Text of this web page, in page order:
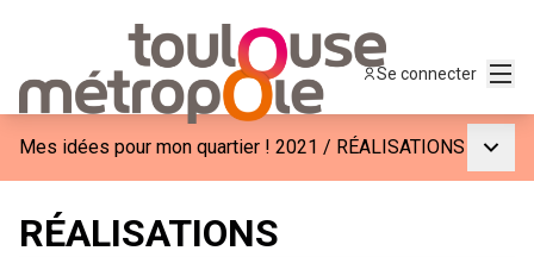
Se connecter
Mes idées pour mon quartier ! 2021 / RÉALISATIONS
RÉALISATIONS